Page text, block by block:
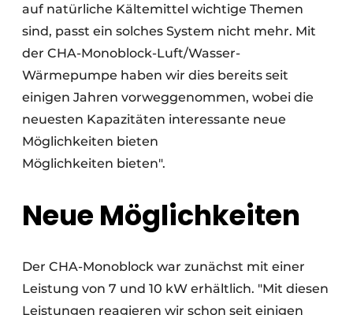
auf natürliche Kältemittel wichtige Themen
sind, passt ein solches System nicht mehr. Mit
der CHA-Monoblock-Luft/Wasser-
Wärmepumpe haben wir dies bereits seit
einigen Jahren vorweggenommen, wobei die
neuesten Kapazitäten interessante neue
Möglichkeiten bieten
Möglichkeiten bieten".
Neue Möglichkeiten
Der CHA-Monoblock war zunächst mit einer
Leistung von 7 und 10 kW erhältlich. "Mit diesen
Leistungen reagieren wir schon seit einigen